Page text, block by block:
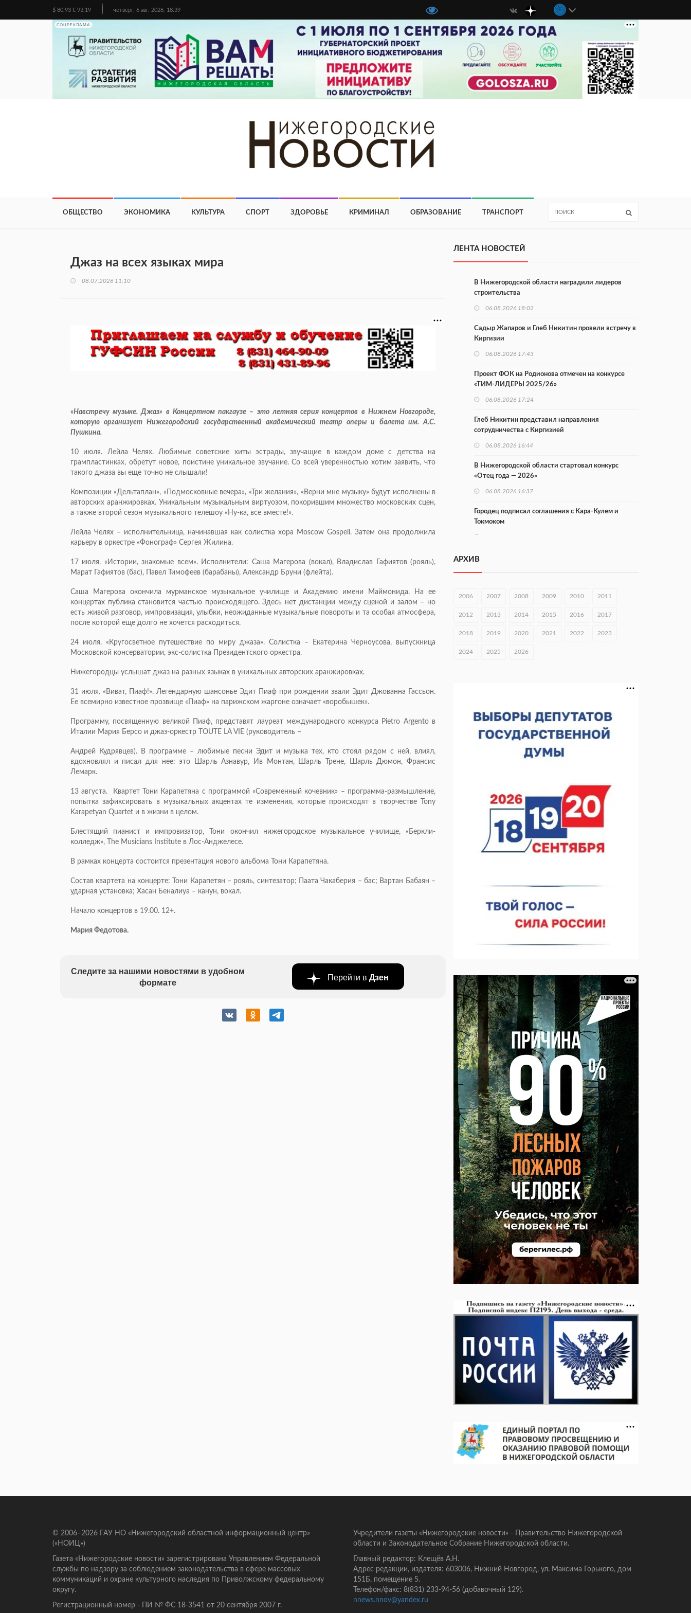
$ 80.93 € 93.19 четверг, 6 авг. 2026, 18:39
СОЦРЕКЛАМА
ОБЩЕСТВО ЭКОНОМИКА КУЛЬТУРА СПОРТ ЗДОРОВЬЕ КРИМИНАЛ ОБРАЗОВАНИЕ ТРАНСПОРТ
Джаз на всех языках мира
08.07.2026 11:10
«Навстречу музыке. Джаз» в Концертном пакгаузе – это летняя серия концертов в Нижнем Новгороде,
которую организует Нижегородский государственный академический театр оперы и балета им. А.С.
Пушкина.
10 июля. Лейла Челях. Любимые советские хиты эстрады, звучащие в каждом доме с детства на
грампластинках, обретут новое, поистине уникальное звучание. Со всей уверенностью хотим заявить, что
такого джаза вы еще точно не слышали!
Композиции «Дельтаплан», «Подмосковные вечера», «Три желания», «Верни мне музыку» будут исполнены в
авторских аранжировках. Уникальным музыкальным виртуозом, покорившим множество московских сцен,
а также второй сезон музыкального телешоу «Ну-ка, все вместе!».
Лейла Челях – исполнительница, начинавшая как солистка хора Moscow Gospell. Затем она продолжила
карьеру в оркестре «Фонограф» Сергея Жилина.
17 июля. «Истории, знакомые всем». Исполнители: Саша Магерова (вокал), Владислав Гафиятов (рояль),
Марат Гафиятов (бас), Павел Тимофеев (барабаны), Александр Бруни (флейта).
Саша Магерова окончила мурманское музыкальное училище и Академию имени Маймонида. На ее
концертах публика становится частью происходящего. Здесь нет дистанции между сценой и залом – но
есть живой разговор, импровизация, улыбки, неожиданные музыкальные повороты и та особая атмосфера,
после которой еще долго не хочется расходиться.
24 июля. «Кругосветное путешествие по миру джаза». Солистка – Екатерина Черноусова, выпускница
Московской консерватории, экс-солистка Президентского оркестра.
Нижегородцы услышат джаз на разных языках в уникальных авторских аранжировках.
31 июля. «Виват, Пиаф!». Легендарную шансонье Эдит Пиаф при рождении звали Эдит Джованна Гассьон.
Ее всемирно известное прозвище «Пиаф» на парижском жаргоне означает «воробышек».
Программу, посвященную великой Пиаф, представят лауреат международного конкурса Pietro Argento в
Италии Мария Берсо и джаз-оркестр TOUTE LA VIE (руководитель –
Андрей Кудрявцев). В программе – любимые песни Эдит и музыка тех, кто стоял рядом с ней, влиял,
вдохновлял и писал для нее: это Шарль Азнавур, Ив Монтан, Шарль Трене, Шарль Дюмон, Франсис
Лемарк.
13 августа. Квартет Тони Карапетяна с программой «Современный кочевник» – программа-размышление,
попытка зафиксировать в музыкальных акцентах те изменения, которые происходят в творчестве Tony
Karapetyan Quartet и в жизни в целом.
Блестящий пианист и импровизатор, Тони окончил нижегородское музыкальное училище, «Беркли-
колледж», The Musicians Institute в Лос-Анджелесе.
В рамках концерта состоится презентация нового альбома Тони Карапетяна.
Состав квартета на концерте: Тони Карапетян – рояль, синтезатор; Паата Чакаберия – бас; Вартан Бабаян –
ударная установка; Хасан Беналиуа – канун, вокал.
Начало концертов в 19.00. 12+.
Мария Федотова.
Следите за нашими новостями в удобном
формате
Перейти в Дзен
ЛЕНТА НОВОСТЕЙ
В Нижегородской области наградили лидеров
строительства
06.08.2026 18:02
Садыр Жапаров и Глеб Никитин провели встречу в
Киргизии
06.08.2026 17:43
Проект ФОК на Родионова отмечен на конкурсе
«ТИМ-ЛИДЕРЫ 2025/26»
06.08.2026 17:24
Глеб Никитин представил направления
сотрудничества с Киргизией
06.08.2026 16:44
В Нижегородской области стартовал конкурс
«Отец года — 2026»
06.08.2026 16:37
Городец подписал соглашения с Кара-Кулем и
Токмоком
Экспорт продукции АПК Нижегородской области
Нижегородская»
Нижегородская область подписала соглашения с
забег
06.08.2026 15:25
Они закрыли наш гештальт
06.08.2026 15:05
операцию на щитовидной железе
06.08.2026 15:03
Более 30 нижегородцев прошли обучение для
соцконтракта
06.08.2026 14:46
АРХИВ
2006 2007 2008 2009 2010 2011
2012 2013 2014 2015 2016 2017
2018 2019 2020 2021 2022 2023
2024 2025 2026
© 2006–2026 ГАУ НО «Нижегородский областной информационный центр»
(«НОИЦ»)
Газета «Нижегородские новости» зарегистрирована Управлением Федеральной
службы по надзору за соблюдением законодательства в сфере массовых
коммуникаций и охране культурного наследия по Приволжскому федеральному
округу.
Регистрационный номер - ПИ № ФС 18-3541 от 20 сентября 2007 г.
Учредители газеты «Нижегородские новости» - Правительство Нижегородской
области и Законодательное Собрание Нижегородской области.
Главный редактор: Клещёв А.Н.
Адрес редакции, издателя: 603006, Нижний Новгород, ул. Максима Горького, дом
151Б, помещение 5.
Телефон/факс: 8(831) 233-94-56 (добавочный 129).
nnews.nnov@yandex.ru